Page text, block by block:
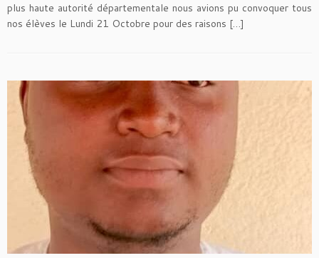
plus haute autorité départementale nous avions pu convoquer tous
nos élèves le Lundi 21 Octobre pour des raisons […]